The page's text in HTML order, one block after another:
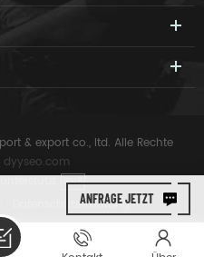
ANFRAGE JETZT
& export co., ltd. Alle Rechte
dyyseo.com
IPV6
Datenschutzerklärung